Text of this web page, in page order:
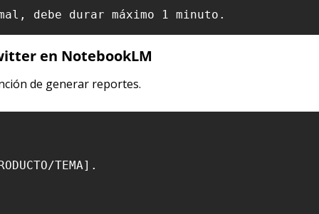
debe durar máximo 1 minuto.
en NotebookLM
de generar reportes.
TEMA].